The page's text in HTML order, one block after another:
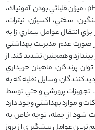
گردد. از جمله فاكتورهاي كيفي آب مي توان pH ، میزان قليائي بودن، آمونياك،
سختي، اكسيژن، نيترات،
انتقال عوامل بيماري زا به
صورت عدم مديريت بهداشتي
بیندازد و همچنين تشديد كند. از
پرندگان، ماهيان خريداري
وسايل نقليه كه به
تجهیزات پرورشي و حتي توسط
و موارد بهداشتي وجود دارد
شود از جمله، توجه خاص به